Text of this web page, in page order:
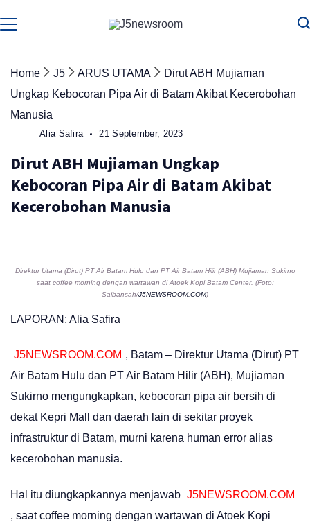
to
Home J5 ARUS UTAMA
Dirut ABH Mujiaman
Ungkap Kebocoran Pipa Air di Batam Akibat Kecerobohan
Manusia
Alia Safira 21 September, 2023
Dirut ABH Mujiaman Ungkap
Kebocoran Pipa Air di Batam Akibat
Kecerobohan Manusia
Direktur Utama (Dirut) PT Air Batam Hulu dan PT Air Batam Hilir (ABH) Mujiaman Sukirno
saat coffee morning dengan wartawan di Atoek Kopi Batam Center. (Foto:
Saibansah/J5NEWSROOM.COM)
LAPORAN: Alia Safira
J5NEWSROOM.COM , Batam – Direktur Utama (Dirut) PT
Air Batam Hulu dan PT Air Batam Hilir (ABH), Mujiaman
Sukirno mengungkapkan, kebocoran pipa air bersih di
dekat Kepri Mall dan daerah lain di sekitar proyek
infrastruktur di Batam, murni karena human error alias
kecerobohan manusia.
Hal itu diungkapkannya menjawab J5NEWSROOM.COM
, saat coffee morning dengan wartawan di Atoek Kopi